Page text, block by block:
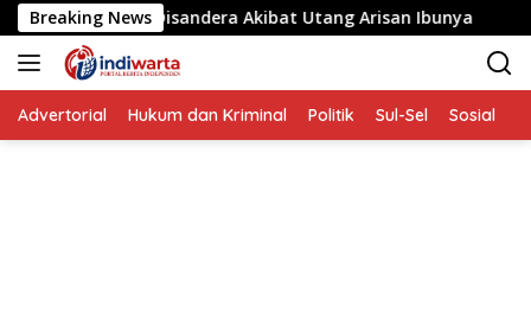
Langsung
ke
konten
Breaking News
yang Disandera Akibat Utang Arisan Ibunya
Advertorial Hukum dan Kriminal Politik Sul-Sel Sosial